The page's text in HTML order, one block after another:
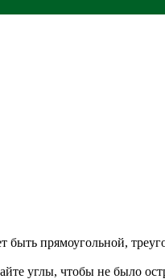
быть прямоугольной,
углы, чтобы не было